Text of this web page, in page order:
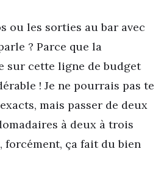
ou les sorties au bar avec
? Parce que la
sur cette ligne de budget
! Je ne pourrais pas te
mais passer de deux
à deux à trois
forcément, ça fait du bien